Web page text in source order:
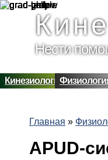
Перейти к основному
Нести
Кинезиология
Вы здесь
Главная »
APUD-